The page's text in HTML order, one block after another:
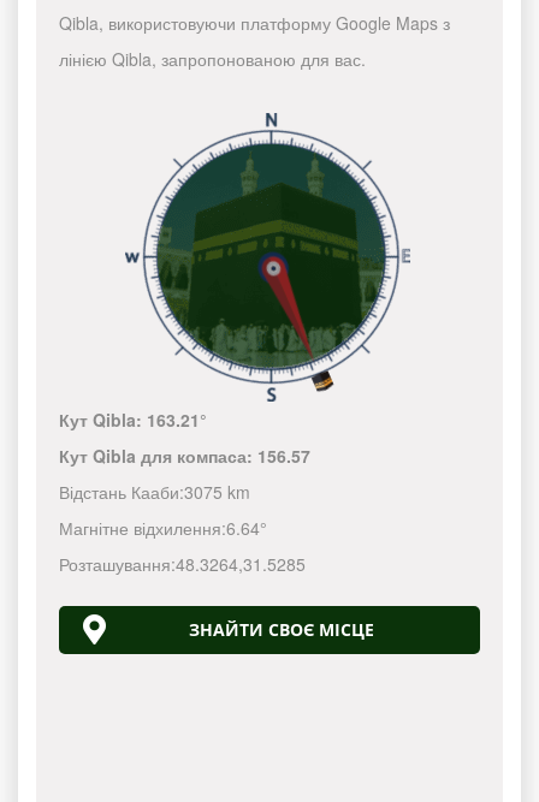
Qibla, використовуючи платформу Google Maps з
лінією Qibla, запропонованою для вас.
Кут Qibla: 163.21°
Кут Qibla для компаса: 156.57
Відстань Кааби:3075 km
Магнітне відхилення:6.64°
Розташування:48.3264,31.5285
ЗНАЙТИ СВОЄ МІСЦЕ